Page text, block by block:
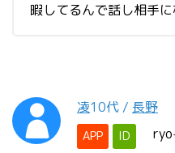
暇してるんで話し相手
凌10代 / 長野
APP ID